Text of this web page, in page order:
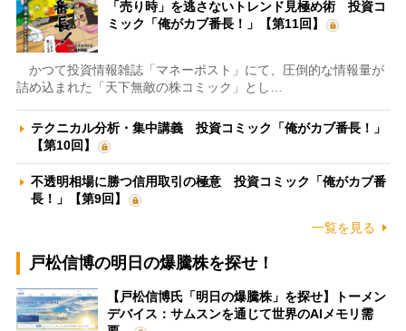
「売り時」を逃さないトレンド見極め術 投資コ
ミック「俺がカブ番長！」【第11回】
かつて投資情報雑誌「マネーポスト」にて、圧倒的な情報量が
詰め込まれた「天下無敵の株コミック」とし…
テクニカル分析・集中講義 投資コミック「俺がカブ番長！」
【第10回】
不透明相場に勝つ信用取引の極意 投資コミック「俺がカブ番
長！」【第9回】
一覧を見る
戸松信博の明日の爆騰株を探せ！
【戸松信博氏「明日の爆騰株」を探せ】トーメン
デバイス：サムスンを通じて世界のAIメモリ需